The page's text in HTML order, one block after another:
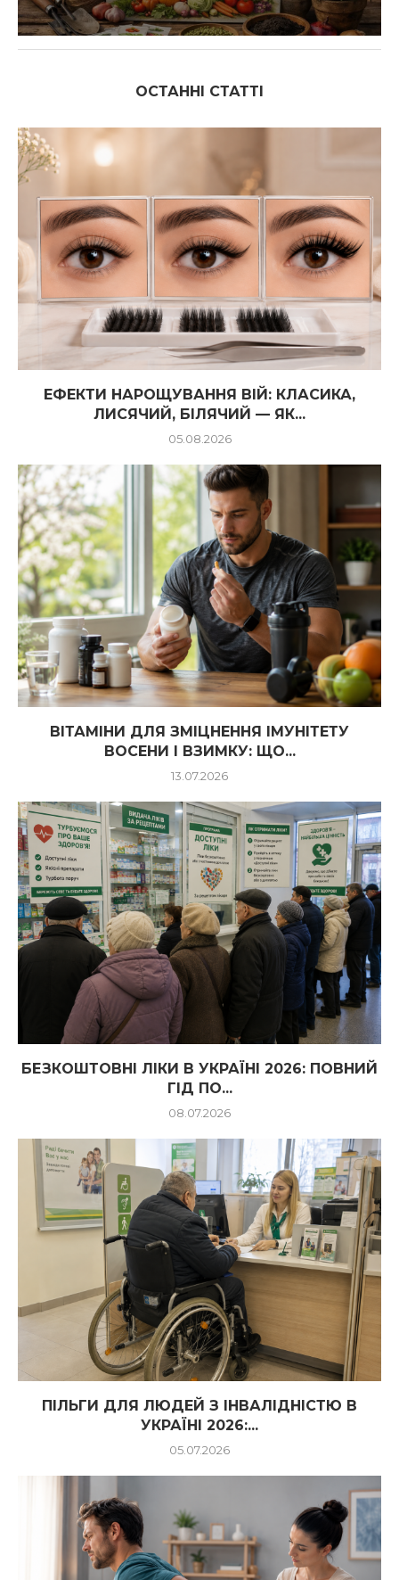
ОСТАННІ СТАТТІ
ЕФЕКТИ НАРОЩУВАННЯ ВІЙ: КЛАСИКА,
ЛИСЯЧИЙ, БІЛЯЧИЙ — ЯК...
05.08.2026
ВІТАМІНИ ДЛЯ ЗМІЦНЕННЯ ІМУНІТЕТУ
ВОСЕНИ І ВЗИМКУ: ЩО...
13.07.2026
БЕЗКОШТОВНІ ЛІКИ В УКРАЇНІ 2026: ПОВНИЙ
ГІД ПО...
08.07.2026
ПІЛЬГИ ДЛЯ ЛЮДЕЙ З ІНВАЛІДНІСТЮ В
УКРАЇНІ 2026:...
05.07.2026